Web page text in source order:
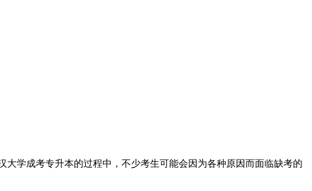
学成考专升本的过程中，不少考生可能会因为各种原因而面临缺考的